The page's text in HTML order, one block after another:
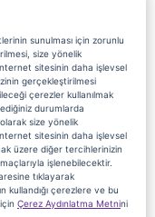
sunulması için zorunlu
size yönelik
sitesinin daha işlevsel
gerçekleştirilmesi
çerezler kullanılmak
durumlarda
size yönelik
sitesinin daha işlevsel
üzere diğer tercihlerinizin
işlenebilecektir.
tıklayarak
kullandığı çerezlere ve bu
Çerez Aydınlatma Metnini